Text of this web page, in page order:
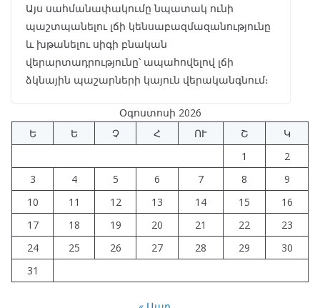
Այս սահմանափակումը նպատակ ունի
պաշտպանելու լճի կենսաբազմազանությունը
և խթանելու սիգի բնական
վերարտադրությունը՝ ապահովելով լճի
ձկնային պաշարների կայուն վերականգնում։
Օգոստոսի 2026
Ե
Ե Չ Հ ՈՒ Շ
Կ
1
2
3
4 5 6 7 8
9
10
11 12 13 14 15
16
17
18 19 20 21 22
23
24
25 26 27 28 29
30
31